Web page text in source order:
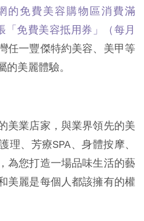
的免費美容購物區消費滿
免費美容抵用券」（每月
任一豐傑特約美容、美甲等
美麗體驗。
美業店家，與業界領先的美
理、芳療SPA、身體按摩、
為您打造一場品味生活的藝
美麗是每個人都該擁有的權